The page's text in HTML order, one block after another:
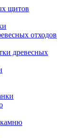
щитов
отходов
древесных
камню